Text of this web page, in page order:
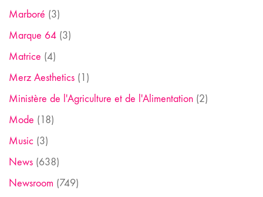
Marboré (3)
Marque 64 (3)
Matrice (4)
Merz Aesthetics (1)
Ministère de l'Agriculture et de l'Alimentation (2)
Mode (18)
Music (3)
News (638)
Newsroom (749)